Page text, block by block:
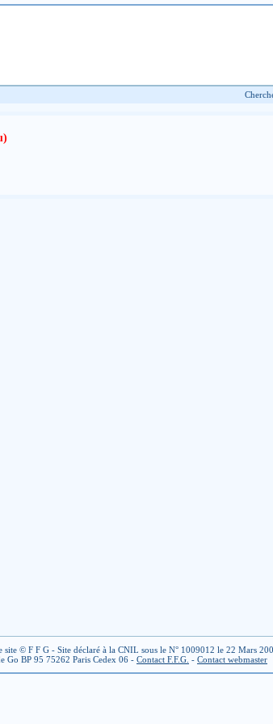
site © F F G - Site déclaré à la CNIL sous le N° 1009012 le 22 Mars
Go BP 95 75262 Paris Cedex 06 - Contact F.F.G. - Contact webmaster